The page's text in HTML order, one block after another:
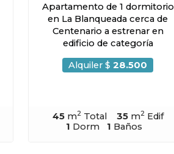
Apartamento de 1 dormitorio
en La Blanqueada cerca de
Centenario a estrenar en
edificio de categoría
Alquiler $ 28.500
45m2Total 35m2Edif
1 Dorm 1 Baños